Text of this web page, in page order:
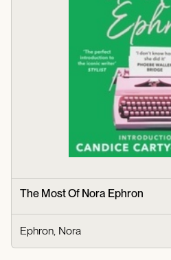
The Most Of Nora Ephron
Ephron, Nora